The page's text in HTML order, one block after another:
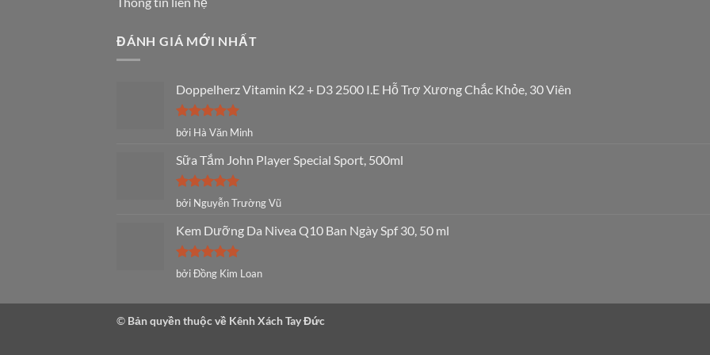
ĐÁNH GIÁ MỚI NHẤT
Doppelherz Vitamin K2 + D3 2500 I.E Hỗ Trợ Xương Chắc Khỏe, 30 Viên
Được xếp
sao
bởi Hà Văn Minh
Sữa Tắm John Player Special Sport, 500ml
Được xếp
hạng
5
sao
bởi Nguyễn Trường Vũ
Kem Dưỡng Da Nivea Q10 Ban Ngày Spf 30, 50 ml
Được xếp
55
bởi Đồng Kim Loan
© Bản quyền thuộc về Kênh Xách Tay Đức